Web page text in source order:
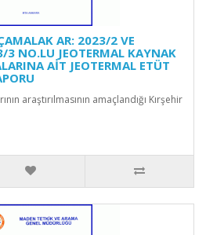
AR: 2023/2 VE
NO.LU JEOTERMAL KAYNAK
AİT JEOTERMAL ETÜT
araştırılmasının amaçlandığı Kırşehir